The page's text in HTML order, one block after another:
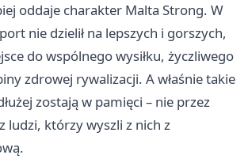
oddaje charakter Malta Strong. W
nie dzielił na lepszych i gorszych,
do wspólnego wysiłku, życzliwego
zdrowej rywalizacji. A właśnie takie
zostają w pamięci – nie przez
ludzi, którzy wyszli z nich z